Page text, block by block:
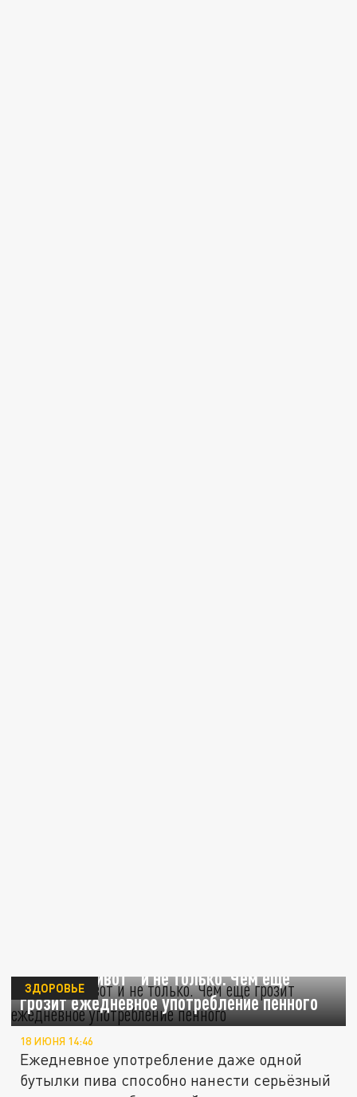
"Пивной живот" и не только. Чем еще
грозит ежедневное употребление пенного
ЗДОРОВЬЕ
18 ИЮНЯ 14:46
Ежедневное употребление даже одной
бутылки пива способно нанести серьёзный